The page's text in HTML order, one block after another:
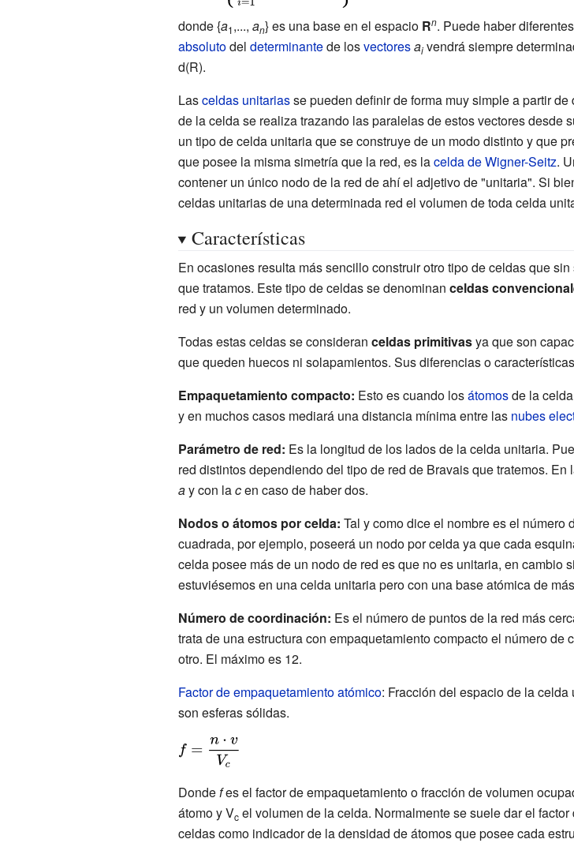
_{i=1}^{n}\nu
_{i}{\vec
{a}}_{i}\;|\;\nu
_{i}\in
\mathbb {Z}
\right\}}
donde {a1,..., an} es una base en el espacio Rn. Puede haber
absolutodel determinantede losvectoresaivendrá siempre
d(R).
Lasceldas unitariasse pueden definir de forma muy simple a partir
de la celda se realiza trazando las paralelas de estos vectores desde
un tipo de celda unitaria que se construye de un modo distinto y que
que posee la misma simetría que la red, es lacelda de Wigner-Seitz.
contener un único nodo de la red de ahí el adjetivo de "unitaria". Si
celdas unitarias de una determinada red el volumen de toda celda
Características
En ocasiones resulta más sencillo construir otro tipo de celdas que
que tratamos. Este tipo de celdas se denominan celdas
red y un volumen determinado.
Todas estas celdas se consideran celdas primitivasya que son
que queden huecos ni solapamientos. Sus diferencias o
Empaquetamiento compacto: Esto es cuando losátomosde la celda
y en muchos casos mediará una distancia mínima entre las nubes
Parámetro de red: Es la longitud de los lados de la celda unitaria.
red distintos dependiendo del tipo de red de Bravais que tratemos.
ay con lacen caso de haber dos.
Nodos o átomos por celda: Tal y como dice el nombre es el
cuadrada, por ejemplo, poseerá un nodo por celda ya que cada
celda posee más de un nodo de red es que no es unitaria, en cambio
estuviésemos en una celda unitaria pero con una base atómica de
Número de coordinación: Es el número de puntos de la red más
trata de una estructura con empaquetamiento compacto el número
otro. El máximo es 12.
Factor de empaquetamiento atómico: Fracción del espacio de la
son esferas sólidas.
{\displaystyle
{n\cdot v}
{V_{c}}}}
Dondefes el factor de empaquetamiento o fracción de volumen
átomo y Vcel volumen de la celda. Normalmente se suele dar el
celdas como indicador de la densidad de átomos que posee cada